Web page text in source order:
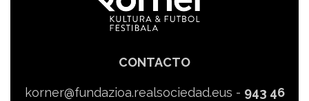
CONTACTO
korner@fundazioa.realsociedad.eus - 943 46